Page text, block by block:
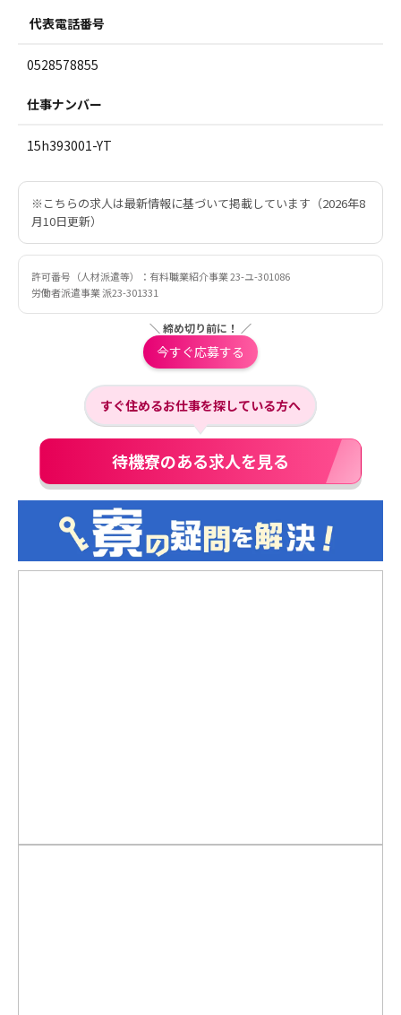
代表電話番号
0528578855
仕事ナンバー
15h393001-YT
※こちらの求人は最新情報に基づいて掲載しています（2026年8
月10日更新）
許可番号（人材派遣等）：有料職業紹介事業 23-ユ-301086
労働者派遣事業 派23-301331
＼ 締め切り前に！ ／
今すぐ応募する
すぐ住めるお仕事を探している方へ
待機寮のある求人を見る